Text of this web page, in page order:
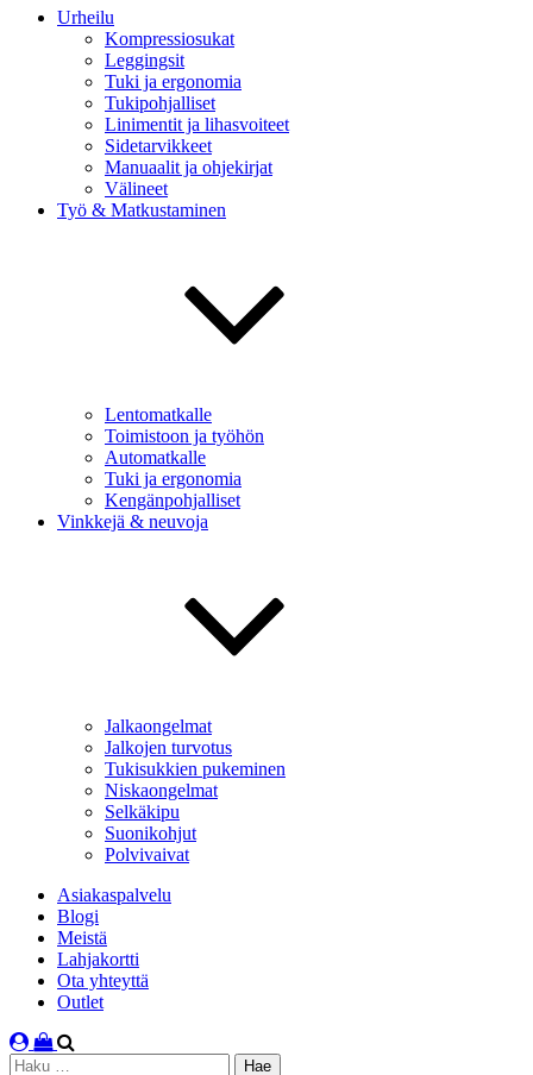
Urheilu
Kompressiosukat
Leggingsit
Tuki ja ergonomia
Tukipohjalliset
Linimentit ja lihasvoiteet
Sidetarvikkeet
Manuaalit ja ohjekirjat
Välineet
Työ & Matkustaminen
Lentomatkalle
Toimistoon ja työhön
Automatkalle
Tuki ja ergonomia
Kengänpohjalliset
Vinkkejä & neuvoja
Jalkaongelmat
Jalkojen turvotus
Tukisukkien pukeminen
Niskaongelmat
Selkäkipu
Suonikohjut
Polvivaivat
Asiakaspalvelu
Blogi
Meistä
Lahjakortti
Ota yhteyttä
Outlet
Haku: